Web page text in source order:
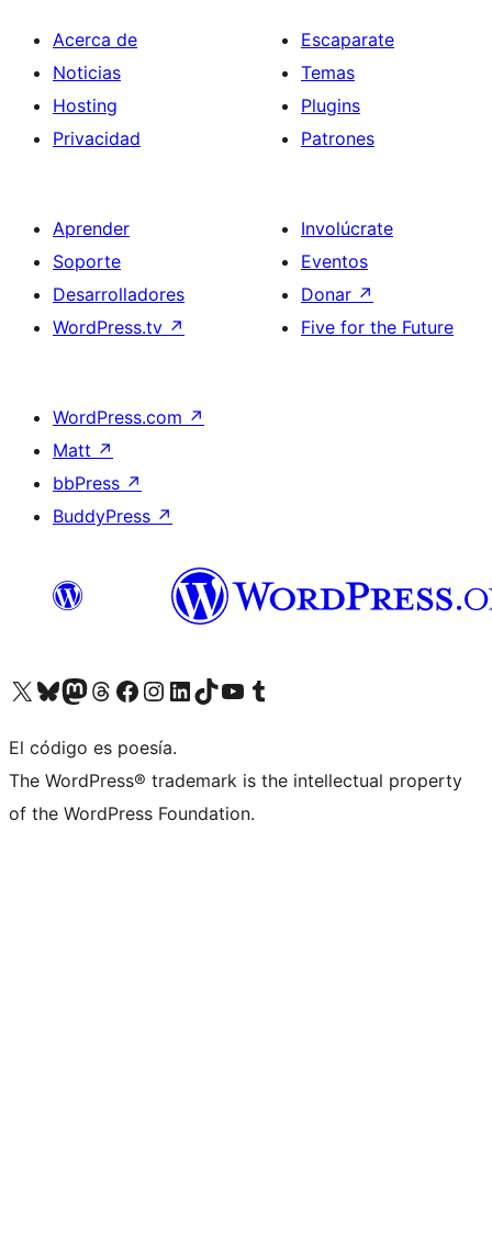
Acerca de
Noticias
Hosting
Privacidad
Escaparate
Temas
Plugins
Patrones
Aprender
Soporte
Desarrolladores
WordPress.tv ↗
Involúcrate
Eventos
Donar ↗
Five for the Future
WordPress.com ↗
Matt ↗
bbPress ↗
BuddyPress ↗
Visita nuestra cuenta de X (anteriormente Twitter)
Visita nuestra cuenta de Bluesky
Visita nuestra cuenta de Mastodon
Visita nuestra cuenta de Threads
Visita nuestra página de Facebook
Visita nuestra cuenta de Instagram
Visita nuestra cuenta de LinkedIn
Visita nuestra cuenta de TikTok
Visita nuestro canal de YouTube
Visita nuestra cuenta de Tumblr
El código es poesía.
The WordPress® trademark is the intellectual property
of the WordPress Foundation.